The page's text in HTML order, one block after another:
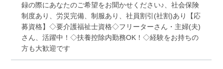
録の際にあなたのご希望をお聞かせください♪、社会保険
制度あり、労災完備、制服あり、社員割引(社割)あり【応
募資格】◇要介護福祉士資格◇フリーターさん・主婦(夫)
さん、活躍中！◇扶養控除内勤務OK！◇経験をお持ちの
方も大歓迎です